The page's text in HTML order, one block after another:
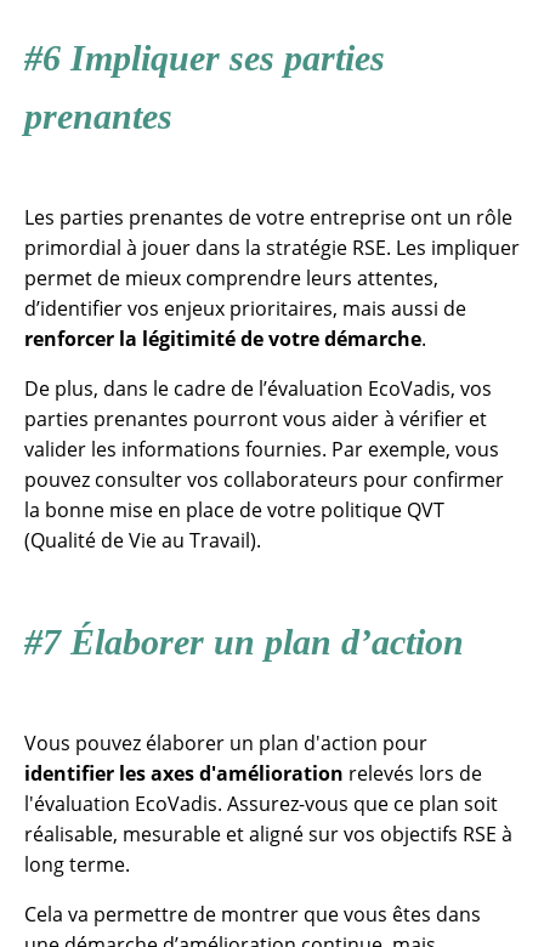
#6 Impliquer ses parties
prenantes
Les parties prenantes de votre entreprise ont un rôle
primordial à jouer dans la stratégie RSE. Les impliquer
permet de mieux comprendre leurs attentes,
d’identifier vos enjeux prioritaires, mais aussi de
renforcer la légitimité de votre démarche.
De plus, dans le cadre de l’évaluation EcoVadis, vos
parties prenantes pourront vous aider à vérifier et
valider les informations fournies. Par exemple, vous
pouvez consulter vos collaborateurs pour confirmer
la bonne mise en place de votre politique QVT
(Qualité de Vie au Travail).
#7 Élaborer un plan d’action
Vous pouvez élaborer un plan d'action pour
identifier les axes d'amélioration relevés lors de
l'évaluation EcoVadis. Assurez-vous que ce plan soit
réalisable, mesurable et aligné sur vos objectifs RSE à
long terme.
Cela va permettre de montrer que vous êtes dans